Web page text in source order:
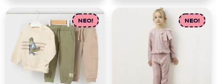
NEO! NEO!